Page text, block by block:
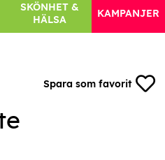
SKÖNHET &
HÄLSA
KAMPANJER
Spara som favorit